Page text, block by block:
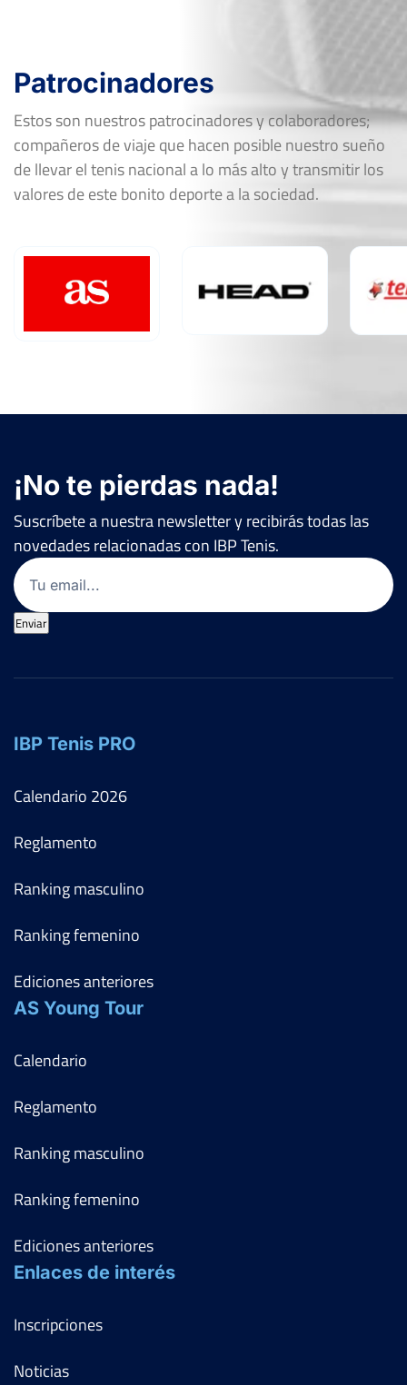
Patrocinadores
Estos son nuestros patrocinadores y colaboradores;
compañeros de viaje que hacen posible nuestro sueño
de llevar el tenis nacional a lo más alto y transmitir los
valores de este bonito deporte a la sociedad.
¡No te pierdas nada!
Suscríbete a nuestra newsletter y recibirás todas las
novedades relacionadas con IBP Tenis.
Email
Enviar
IBP Tenis PRO
Calendario 2026
Reglamento
Ranking masculino
Ranking femenino
Ediciones anteriores
AS Young Tour
Calendario
Reglamento
Ranking masculino
Ranking femenino
Ediciones anteriores
Enlaces de interés
Inscripciones
Noticias